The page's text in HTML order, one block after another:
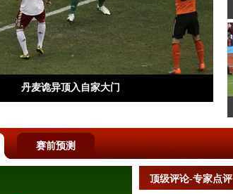
丹麦诡异顶入自家大门
赛前预测
顶级评论-专家点评